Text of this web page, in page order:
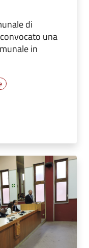
di
una
in